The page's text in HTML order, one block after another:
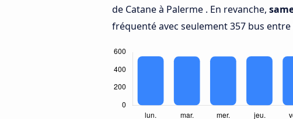
de Catane à Palerme . En revanche,
fréquenté avec seulement 357 bus entre